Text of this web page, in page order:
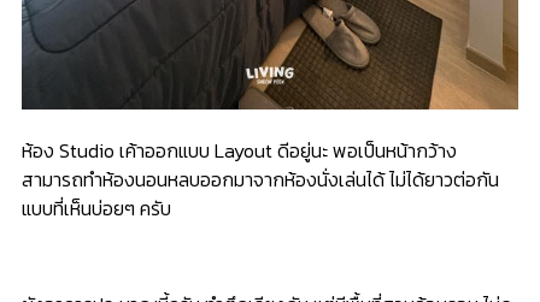
ห้อง Studio เค้าออกแบบ Layout ดีอยู่นะ พอเป็นหน้ากว้าง
สามารถทำห้องนอนหลบออกมาจากห้องนั่งเล่นได้ ไม่ได้ยาวต่อกัน
แบบที่เห็นบ่อยๆ ครับ